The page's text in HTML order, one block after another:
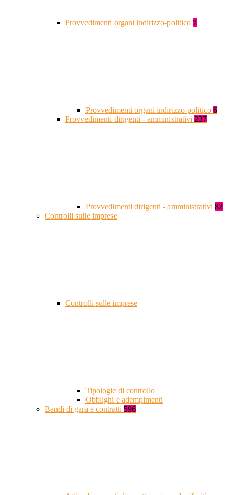
Provvedimenti organi indirizzo-politico 7
Provvedimenti organi indirizzo-politico 6
Provvedimenti dirigenti - amministrativi 237
Provvedimenti dirigenti - amministrativi 82
Controlli sulle imprese
Controlli sulle imprese
Tipologie di controllo
Obblighi e adempimenti
Bandi di gara e contratti 596